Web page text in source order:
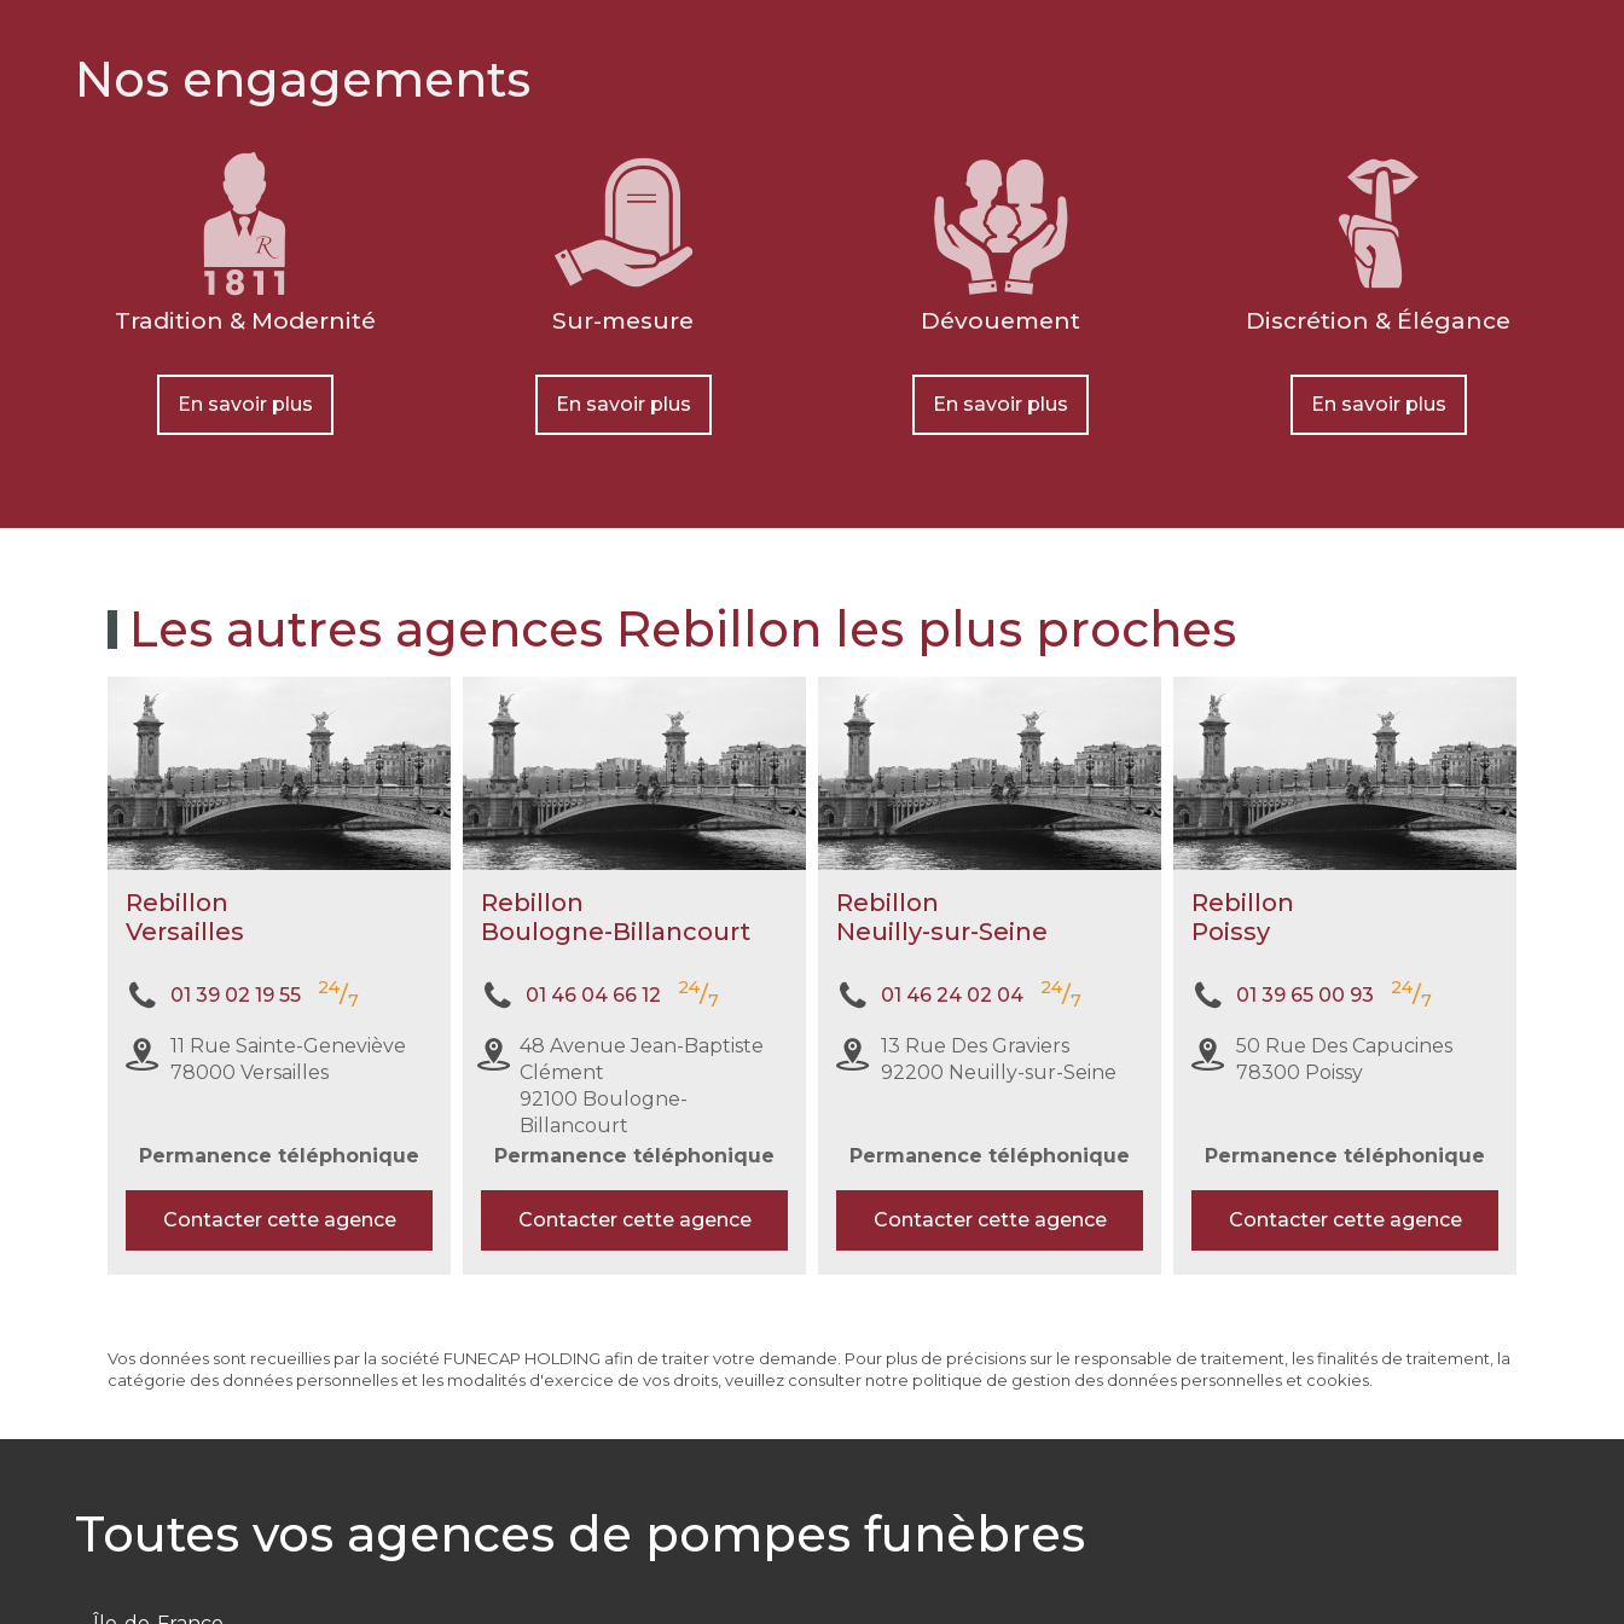
L’exigence Rebillon
Notre histoire repose sur l'expérience
Préparer l'organisation des
obsèques
Prévoir ses obsèques, c'est choisir les
civile ou religieuse, convoi, fleurs, etc.).
Financer les obsèques
Financer vos obsèques par anticipation
Nos engagements
Tradition & Modernité
En savoir plus
Sur-mesure
En savoir plus
Dévouement
En savoir plus
Discrétion & Élégance
En savoir plus
Les autres agences Rebillon les plus proches
Rebillon
Versailles
01 39 02 19 55 24/7
11 Rue Sainte-Geneviève
78000 Versailles
Permanence téléphonique
Contacter cette agence
Rebillon
Boulogne-Billancourt
01 46 04 66 12 24/7
48 Avenue Jean-Baptiste
Clément
92100 Boulogne-
Billancourt
Permanence téléphonique
Contacter cette agence
Rebillon
Neuilly-sur-Seine
01 46 24 02 04 24/7
13 Rue Des Graviers
92200 Neuilly-sur-Seine
Permanence téléphonique
Contacter cette agence
Rebillon
Poissy
01 39 65 00 93 24/7
50 Rue Des Capucines
78300 Poissy
Permanence téléphonique
Contacter cette agence
Vos données sont recueillies par la société FUNECAP HOLDING afin de traiter votre demande. Pour plus de précisions sur le responsable de traitement, les finalités de traitement, la
catégorie des données personnelles et les modalités d'exercice de vos droits, veuillez consulter notre politique de gestion des données personnelles et cookies.
Toutes vos agences de pompes funèbres